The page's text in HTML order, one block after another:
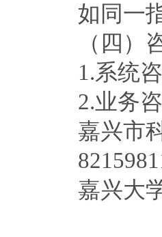
如同一
（四）
1.系统
2.业务
嘉兴市
嘉兴大